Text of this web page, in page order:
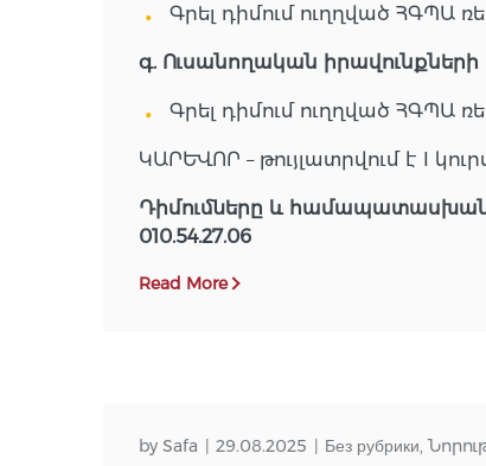
Գրել դիմում ուղղված ՀԳՊԱ
գ. Ուսանողական
Գրել դիմում ուղղված ՀԳՊԱ
ԿԱՐԵՎՈՐ – թույլատրվում է I
Դիմումները և
010.54.27.06
Read More
by Safa 29.08.2025 Без рубрики,